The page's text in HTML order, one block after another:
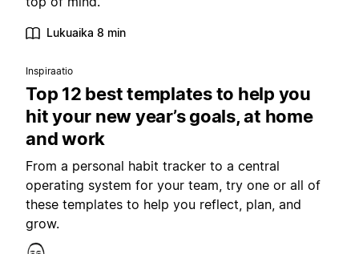
Lukuaika 8 min
Inspiraatio
Top 12 best templates to help you
hit your new year’s goals, at home
and work
From a personal habit tracker to a central
operating system for your team, try one or all of
these templates to help you reflect, plan, and
grow.